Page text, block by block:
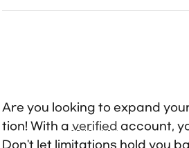
Are you looking to expand
tion! With a verified account,
Don't let limitations hold you